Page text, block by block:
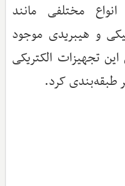
مختلفی مانند
و هیبریدی موجود
تجهیزات الکتریکی
طبقه‌بندی کرد.